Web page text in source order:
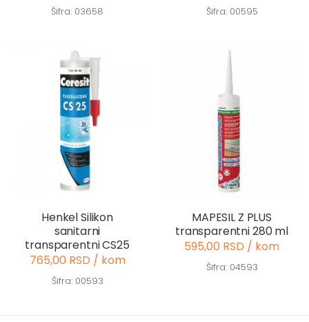
Šifra: 03658 Šifra: 00595
Henkel Silikon
sanitarni
transparentni CS25
765,00 RSD / kom
Šifra: 00593
MAPESIL Z PLUS
transparentni 280 ml
595,00 RSD / kom
Šifra: 04593